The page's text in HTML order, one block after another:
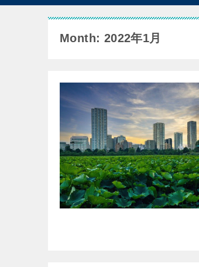
Month: 2022年1月